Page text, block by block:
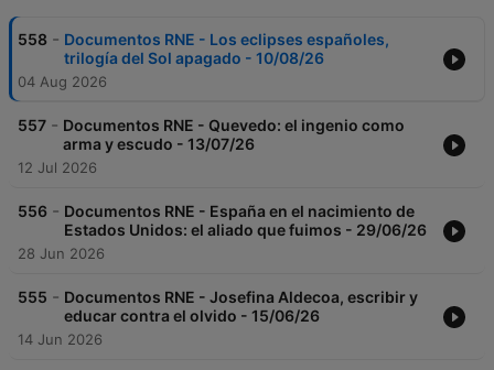
558 - Documentos RNE - Los eclipses españoles,
trilogía del Sol apagado - 10/08/26
04 Aug 2026
557 - Documentos RNE - Quevedo: el ingenio como
arma y escudo - 13/07/26
12 Jul 2026
556 - Documentos RNE - España en el nacimiento de
Estados Unidos: el aliado que fuimos - 29/06/26
28 Jun 2026
555 - Documentos RNE - Josefina Aldecoa, escribir y
educar contra el olvido - 15/06/26
14 Jun 2026